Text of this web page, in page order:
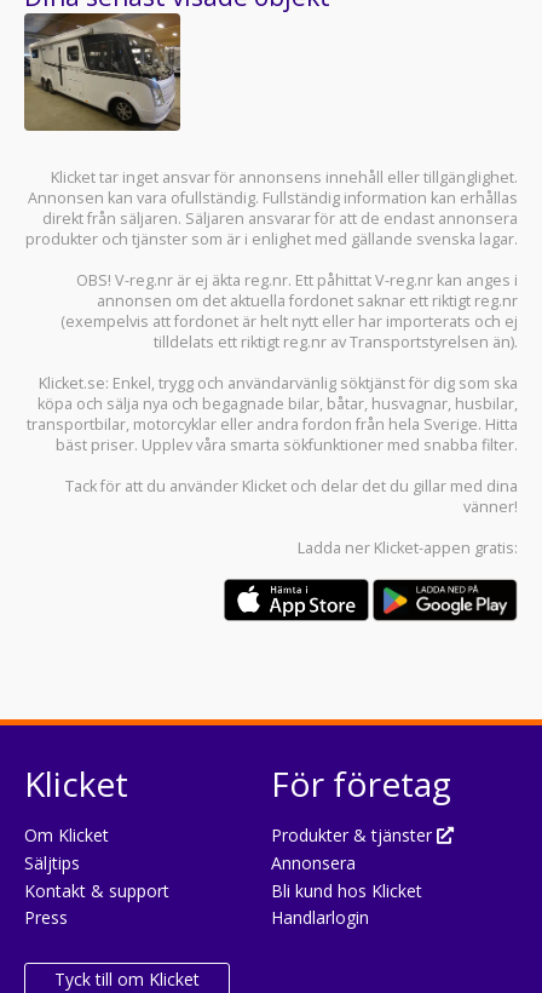
Klicket tar inget ansvar för annonsens innehåll eller tillgänglighet.
Annonsen kan vara ofullständig. Fullständig information kan erhållas
direkt från säljaren. Säljaren ansvarar för att de endast annonsera
produkter och tjänster som är i enlighet med gällande svenska lagar.
OBS! V-reg.nr är ej äkta reg.nr. Ett påhittat V-reg.nr kan anges i
annonsen om det aktuella fordonet saknar ett riktigt reg.nr
(exempelvis att fordonet är helt nytt eller har importerats och ej
tilldelats ett riktigt reg.nr av Transportstyrelsen än).
Klicket.se: Enkel, trygg och användarvänlig söktjänst för dig som ska
köpa och sälja nya och begagnade bilar, båtar, husvagnar, husbilar,
transportbilar, motorcyklar eller andra fordon från hela Sverige. Hitta
bäst priser. Upplev våra smarta sökfunktioner med snabba filter.
Tack för att du använder Klicket och delar det du gillar med dina
vänner!
Ladda ner Klicket-appen gratis:
Klicket
Om Klicket
Säljtips
Kontakt & support
Press
Tyck till om Klicket
För företag
Produkter & tjänster
Annonsera
Bli kund hos Klicket
Handlarlogin